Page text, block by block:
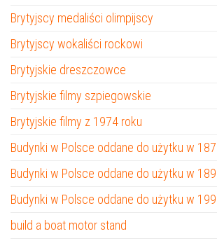
Brytyjscy medaliści olimpijscy
Brytyjscy wokaliści rockowi
Brytyjskie dreszczowce
Brytyjskie filmy szpiegowskie
Brytyjskie filmy z 1974 roku
Budynki w Polsce oddane do użytku w
Budynki w Polsce oddane do użytku w
Budynki w Polsce oddane do użytku w
build a boat motor stand